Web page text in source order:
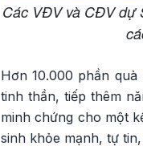
Các VĐV và CĐV dự
Hơn 10.000 phần
tinh thần, tiếp thêm
minh chứng cho một
sinh khỏe mạnh, tự